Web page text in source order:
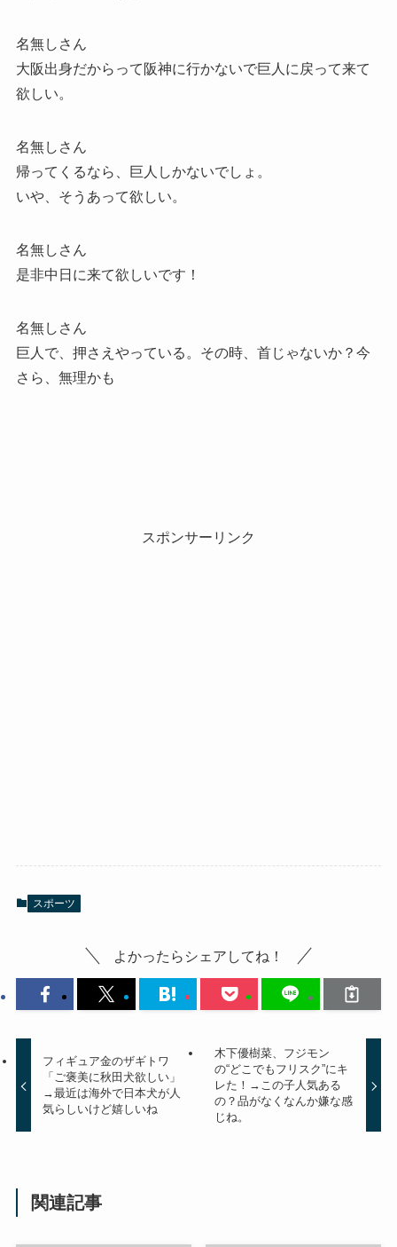
名無しさん
大阪出身だからって阪神に行かないで巨人に戻って来て
欲しい。
名無しさん
帰ってくるなら、巨人しかないでしょ。
いや、そうあって欲しい。
名無しさん
是非中日に来て欲しいです！
名無しさん
巨人で、押さえやっている。その時、首じゃないか？今
さら、無理かも
スポンサーリンク
スポーツ
よかったらシェアしてね！
フィギュア金のザギトワ
「ご褒美に秋田犬欲しい」
→最近は海外で日本犬が人
気らしいけど嬉しいね
木下優樹菜、フジモン
の“どこでもフリスク”にキ
レた！→この子人気ある
の？品がなくなんか嫌な感
じね。
関連記事